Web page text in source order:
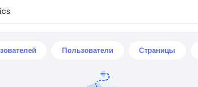
Пользователи Страницы